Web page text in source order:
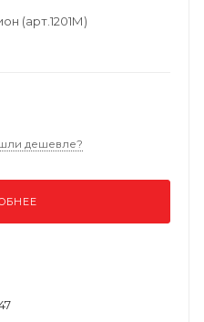
(арт.1201М)
дешевле?